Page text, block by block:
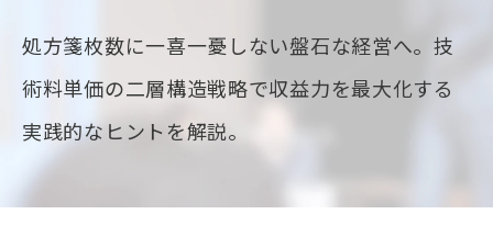
導入事例
処方箋枚数に一喜一憂しない盤石な経営へ。技
術料単価の二層構造戦略で収益力を最大化する
実践的なヒントを解説。